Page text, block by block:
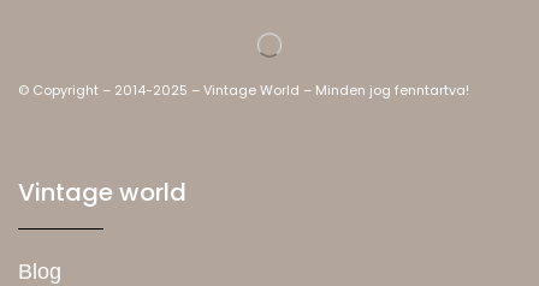
© Copyright – 2014-2025 – Vintage World – Minden jog fenntartva!
Vintage world
Blog